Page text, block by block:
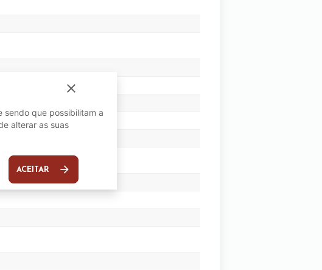
close
sendo que possibilitam a
alterar as suas
ACEITAR arrow_forward